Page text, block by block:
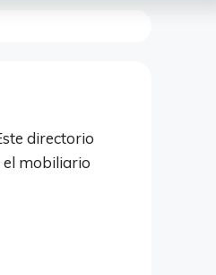
directorio
el mobiliario